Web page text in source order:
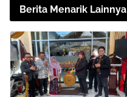
Berita Menarik Lainnya